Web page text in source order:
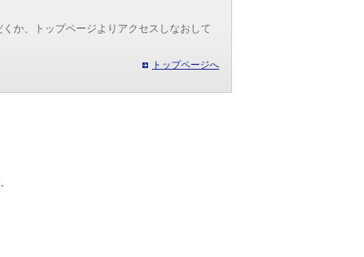
か、トップページよりアクセスしなおして
トップページへ